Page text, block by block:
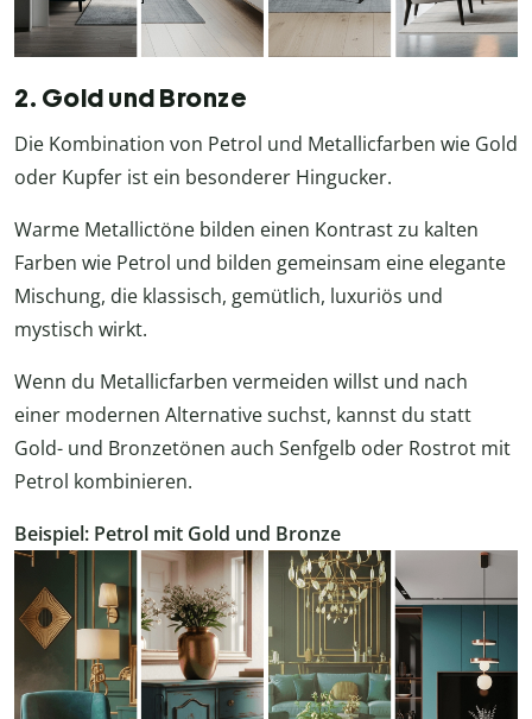
2. Gold und Bronze
Die Kombination von Petrol und Metallicfarben wie Gold
oder Kupfer ist ein besonderer Hingucker.
Warme Metallictöne bilden einen Kontrast zu kalten
Farben wie Petrol und bilden gemeinsam eine elegante
Mischung, die klassisch, gemütlich, luxuriös und
mystisch wirkt.
Wenn du Metallicfarben vermeiden willst und nach
einer modernen Alternative suchst, kannst du statt
Gold- und Bronzetönen auch Senfgelb oder Rostrot mit
Petrol kombinieren.
Beispiel: Petrol mit Gold und Bronze